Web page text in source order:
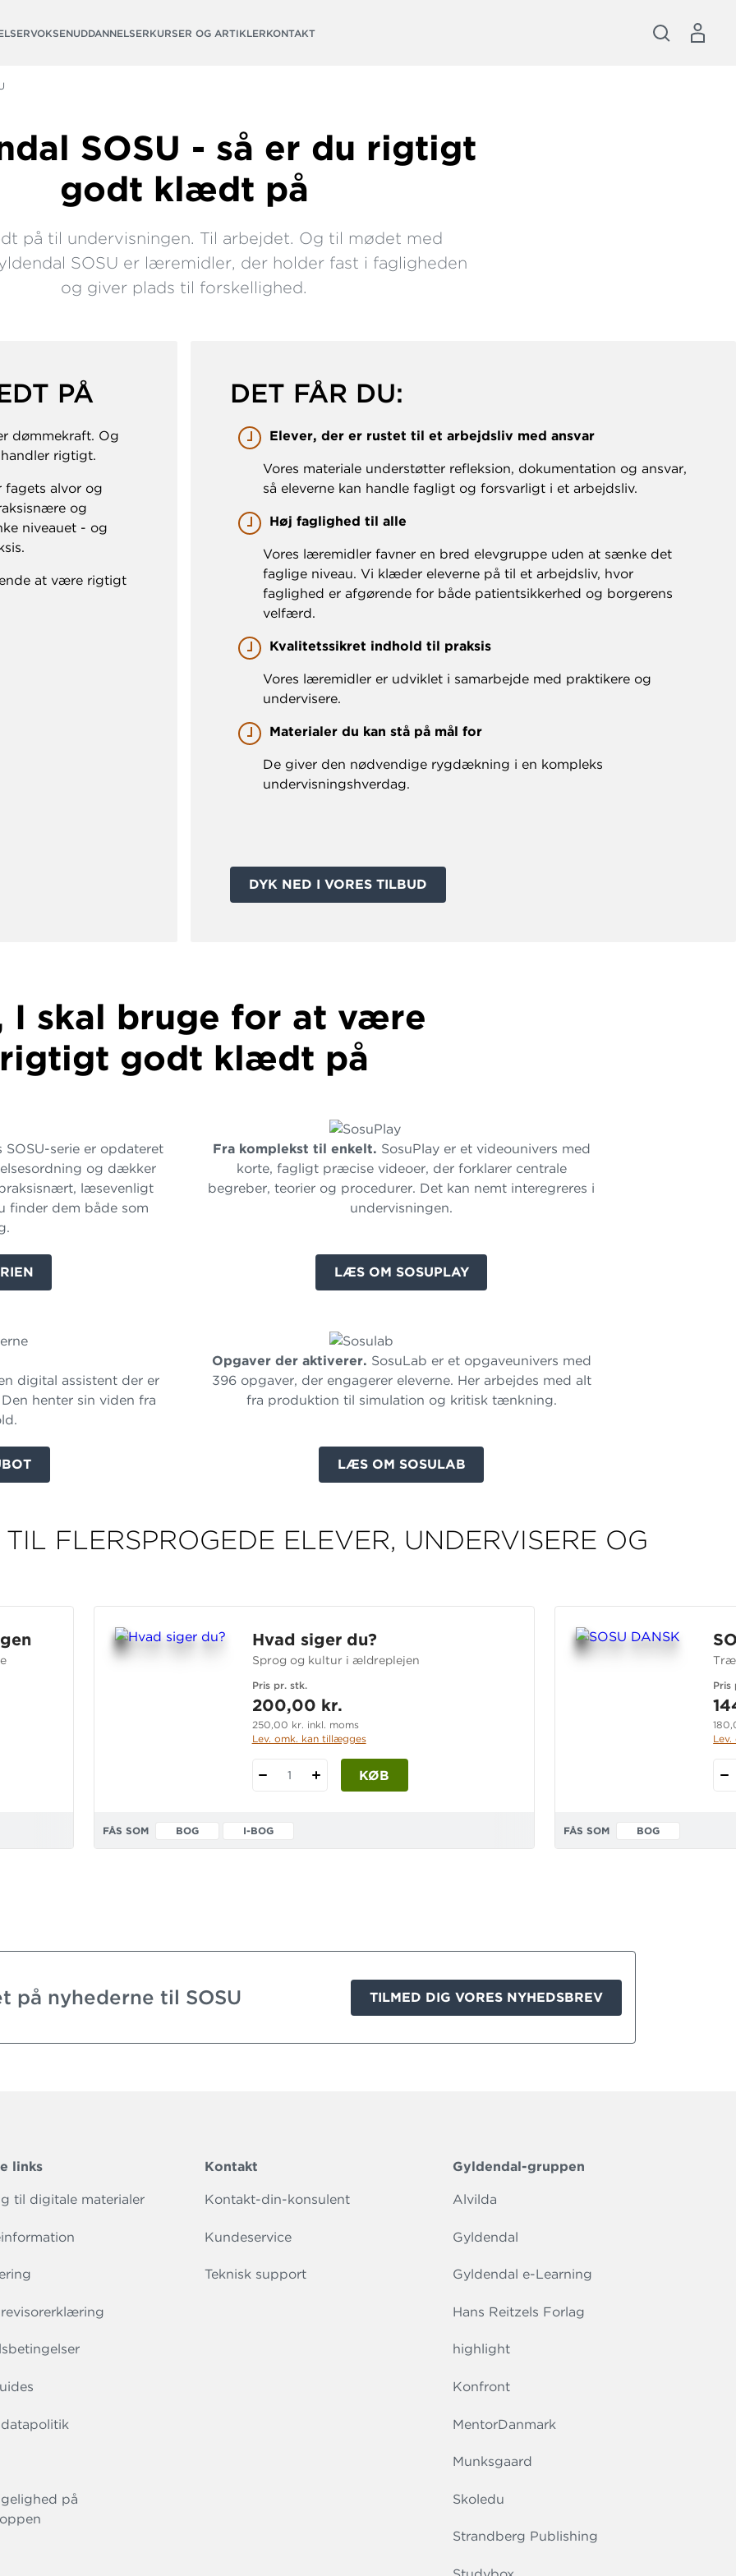
VOKSENUDDANNELSERKURSER OG ARTIKLERKONTAKT
SOSU - så er du rigtigt
godt klædt på
på til undervisningen. Til arbejdet. Og til mødet med
SOSU er læremidler, der holder fast i fagligheden
og giver plads til forskellighed.
PÅ
dømmekraft. Og
rigtigt.
alvor og
og
niveauet - og
at være rigtigt
DET FÅR DU:
Elever, der er rustet til et arbejdsliv med ansvar
Vores materiale understøtter refleksion, dokumentation og ansvar,
så eleverne kan handle fagligt og forsvarligt i et arbejdsliv.
Høj faglighed til alle
Vores læremidler favner en bred elevgruppe uden at sænke det
faglige niveau. Vi klæder eleverne på til et arbejdsliv, hvor
faglighed er afgørende for både patientsikkerhed og borgerens
velfærd.
Kvalitetssikret indhold til praksis
Vores læremidler er udviklet i samarbejde med praktikere og
undervisere.
Materialer du kan stå på mål for
De giver den nødvendige rygdækning i en kompleks
undervisningshverdag.
DYK NED I VORES TILBUD
I skal bruge for at være
rigtigt godt klædt på
SOSU-serie er opdateret
og dækker
læsevenligt
finder dem både som
Fra komplekst til enkelt. SosuPlay er et videounivers med
korte, fagligt præcise videoer, der forklarer centrale
begreber, teorier og procedurer. Det kan nemt interegreres i
undervisningen.
LÆS OM SOSUPLAY
digital assistent der er
henter sin viden fra
Opgaver der aktiverer. SosuLab er et opgaveunivers med
396 opgaver, der engagerer eleverne. Her arbejdes med alt
fra produktion til simulation og kritisk tænkning.
LÆS OM SOSULAB
FLERSPROGEDE ELEVER, UNDERVISERE OG
Hvad siger du?
Sprog og kultur i ældreplejen
Pris pr. stk.
200,00 kr.
250,00 kr. inkl. moms
Lev. omk. kan tillægges
1 KØB
FÅS SOM BOG I-BOG
Pris
FÅS SOM BOG
på nyhederne til SOSU TILMED DIG VORES NYHEDSBREV
links
til digitale materialer
på
Kontakt
Kontakt-din-konsulent
Kundeservice
Teknisk support
Gyldendal-gruppen
Alvilda
Gyldendal
Gyldendal e-Learning
Hans Reitzels Forlag
highlight
Konfront
MentorDanmark
Munksgaard
Skoledu
Strandberg Publishing